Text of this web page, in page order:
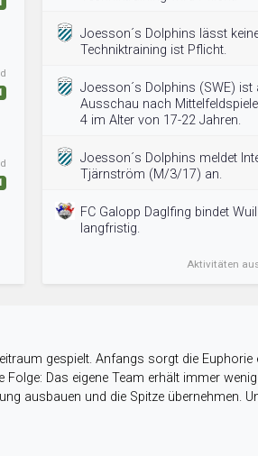
Joesson´s Dolphins lässt
Techniktraining ist Pflicht.
Joesson´s Dolphins (SWE)
Ausschau nach
4 im Alter von 17-22 Jahren.
Joesson´s Dolphins meldet
Tjärnström (M/3/17) an.
FC Galopp Daglfing bindet
langfristig.
Aktivitäten
gespielt. Anfangs sorgt die
Das eigene Team erhält immer
ausbauen und die Spitze übernehmen.